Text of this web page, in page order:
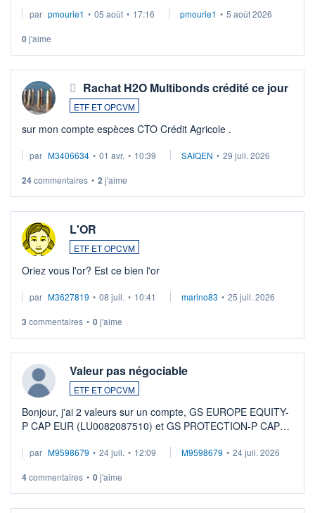
par pmourie1 • 05 août • 17:16 pmourie1 • 5 août 2026
0j'aime
Rachat H2O Multibonds crédité ce jour
ETF ET OPCVM
sur mon compte espèces CTO Crédit Agricole .
par M3406634 • 01 avr. • 10:39 SAIQEN • 29 juil. 2026
24commentaires • 2 j'aime
L'OR
ETF ET OPCVM
Oriez vous l'or? Est ce bien l'or
par M3627819 • 08 juil. • 10:41 marino83 • 25 juil. 2026
3 commentaires • 0j'aime
Valeur pas négociable
ETF ET OPCVM
Bonjour, j'ai 2 valeurs sur un compte, GS EUROPE EQUITY-
P CAP EUR (LU0082087510) et GS PROTECTION-P CAP
veux procéder à la vente, on me signale ...
par M9598679 • 24 juil. • 12:09 M9598679 • 24 juil. 2026
4commentaires • 0j'aime